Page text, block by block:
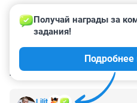
КОММЕНТАРИИ 97
Получай награды за
задания!